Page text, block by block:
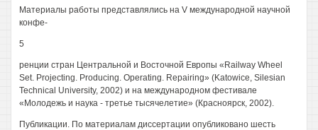
Материалы работы представлялись на V международной научной
конфе-
5
ренции стран Центральной и Восточной Европы «Railway Wheel
Set. Projecting. Producing. Operating. Repairing» (Katowice, Silesian
Technical University, 2002) и на международном фестивале
«Молодежь и наука - третье тысячелетие» (Красноярск, 2002).
Публикации. По материалам диссертации опубликовано шесть